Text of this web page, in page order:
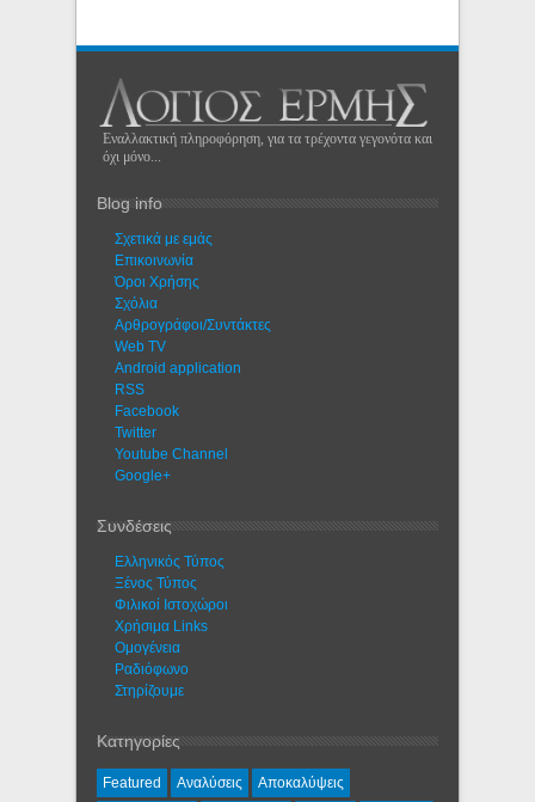
Εναλλακτική πληροφόρηση, για τα τρέχοντα γεγονότα και
όχι μόνο...
Blog info
Σχετικά με εμάς
Eπικοινωνία
Όροι Χρήσης
Σχόλια
Αρθρογράφοι/Συντάκτες
Web TV
Android application
RSS
Facebook
Twitter
Youtube Channel
Google+
Συνδέσεις
Ελληνικός Τύπος
Ξένος Τύπος
Φιλικοί Ιστοχώροι
Χρήσιμα Links
Ομογένεια
Ραδιόφωνο
Στηρίζουμε
Κατηγορίες
Featured Αναλύσεις Αποκαλύψεις